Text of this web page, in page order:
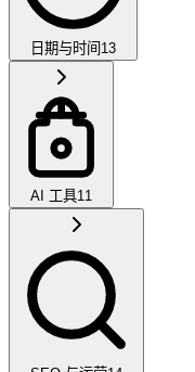
日期与时间 13
AI 工具11